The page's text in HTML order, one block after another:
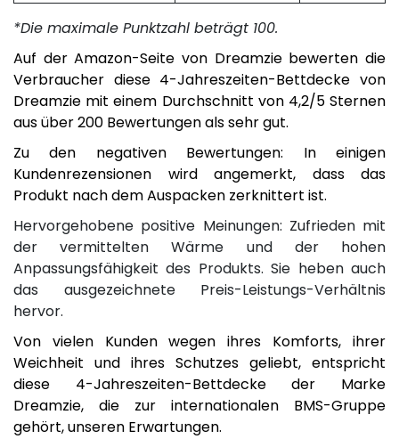
*Die maximale Punktzahl beträgt 100.
Auf der Amazon-Seite von Dreamzie bewerten die
Verbraucher diese 4-Jahreszeiten-Bettdecke von
Dreamzie mit einem Durchschnitt von 4,2/5 Sternen
aus über 200 Bewertungen als sehr gut.
Zu den negativen Bewertungen: In einigen
Kundenrezensionen wird angemerkt, dass das
Produkt nach dem Auspacken zerknittert ist.
Hervorgehobene positive Meinungen: Zufrieden mit
der vermittelten Wärme und der hohen
Anpassungsfähigkeit des Produkts. Sie heben auch
das ausgezeichnete Preis-Leistungs-Verhältnis
hervor.
Von vielen Kunden wegen ihres Komforts, ihrer
Weichheit und ihres Schutzes geliebt, entspricht
diese 4-Jahreszeiten-Bettdecke der Marke
Dreamzie, die zur internationalen BMS-Gruppe
gehört, unseren Erwartungen.